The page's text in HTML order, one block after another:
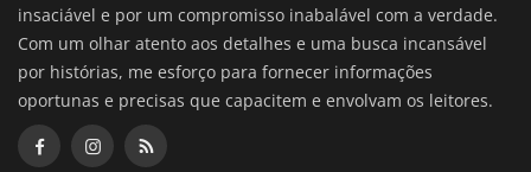
insaciável e por um compromisso inabalável com a verdade.
Com um olhar atento aos detalhes e uma busca incansável
por histórias, me esforço para fornecer informações
oportunas e precisas que capacitem e envolvam os leitores.